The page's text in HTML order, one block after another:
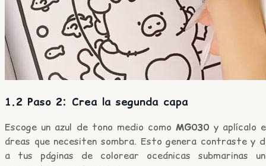
1.2 Paso 2: Crea la segunda capa
Escoge un azul de tono medio comoMG030 y aplícalo
áreas que necesiten sombra. Esto genera contraste y
a tus páginas de colorear oceánicas submarinas